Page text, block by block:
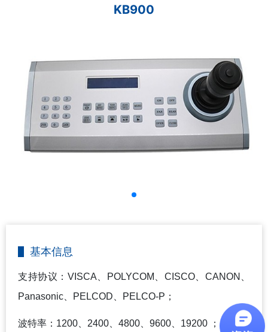
KB900
基本信息
支持协议：VISCA、POLYCOM、CISCO、CANON、
Panasonic、PELCOD、PELCO-P；
波特率：1200、2400、4800、9600、19200 ；